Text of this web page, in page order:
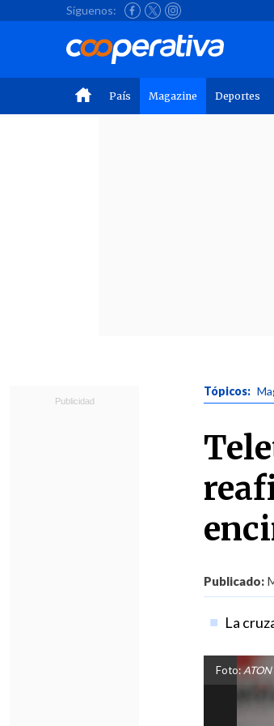
Síguenos:
País Magazine Deportes
Tópicos:
Publicado:
La
Foto:ATON